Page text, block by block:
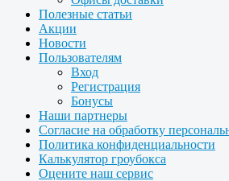
Полезные статьи
Акции
Новости
Пользователям
Вход
Регистрация
Бонусы
Наши партнеры
Согласие на обработку
Политика конфиденциальности
Калькулятор гроубокса
Оцените наш сервис